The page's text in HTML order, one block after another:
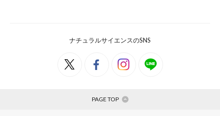
ナチュラルサイエンスのSNS
PAGE TOP